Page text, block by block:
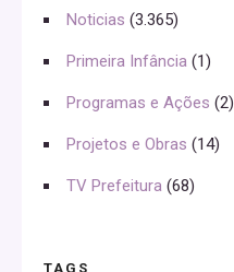
Noticias (3.365)
Primeira Infância (1)
Programas e Ações (2)
Projetos e Obras (14)
TV Prefeitura (68)
TAGS